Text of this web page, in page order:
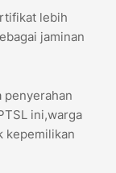
lebih
jaminan
penyerahan
ini,warga
kepemilikan